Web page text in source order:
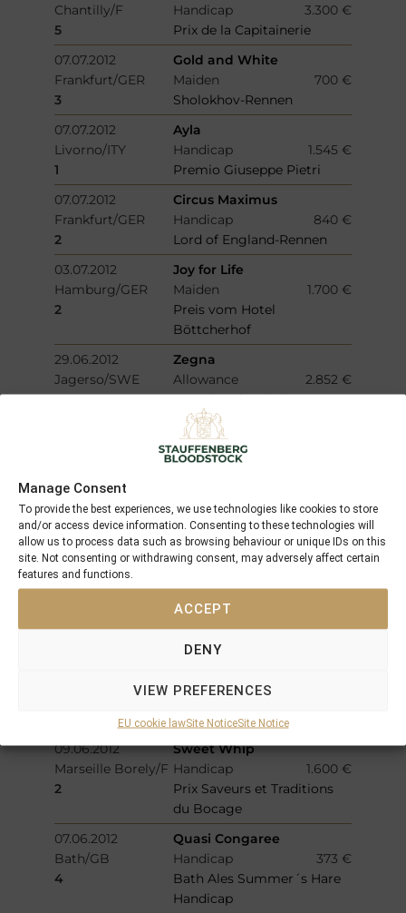
Manage Consent
To provide the best experiences, we use technologies like cookies to store
and/or access device information. Consenting to these technologies will
allow us to process data such as browsing behaviour or unique IDs on this
site. Not consenting or withdrawing consent, may adversely affect certain
features and functions.
ACCEPT
DENY
VIEW PREFERENCES
EU cookie lawSite NoticeSite Notice
Chantilly/F
Handicap
3.300 €
5
Prix de la Capitainerie
07.07.2012
Gold and White
Frankfurt/GER
Maiden
700 €
3
Sholokhov-Rennen
07.07.2012
Ayla
Livorno/ITY
Handicap
1.545 €
1
Premio Giuseppe Pietri
07.07.2012
Circus Maximus
Frankfurt/GER
Handicap
840 €
2
Lord of England-Rennen
03.07.2012
Joy for Life
Hamburg/GER
Maiden
1.700 €
2
Preis vom Hotel
Böttcherhof
29.06.2012
Zegna
Jagerso/SWE
Allowance
2.852 €
2
Svensk Oaks Trial
Zuider Zee
Handicap
19.06.2012
Worcester/GB
Handicap
475 €
3
Swansea Bay AGE UK
Novices Chase
16.06.2012
Tour Eiffel
Handicap
2
Prix de la Route Millard
Circus Maximus
Pries der Sparkasse
Südwestpfalz
09.06.2012
Sweet Whip
Marseille Borely/F Handicap
1.600 €
2
Prix Saveurs et Traditions
du Bocage
07.06.2012
Quasi Congaree
Bath/GB
Handicap
373 €
4
Bath Ales Summer´s Hare
Handicap